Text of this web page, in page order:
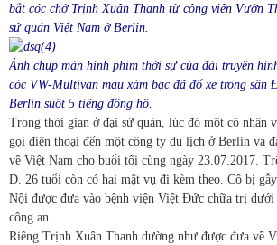
bắt cóc chở Trịnh Xuân Thanh từ công viên Vườn
sứ quán Việt Nam ở Berlin.
Ảnh chụp màn hình phim thời sự của đài truyền
cóc VW-Multivan màu xám bạc đã đổ xe trong sân
Berlin suốt 5 tiếng đồng hồ.
Trong thời gian ở đại sứ quán, lúc đó một cô nhân
gọi điện thoại đến một công ty du lịch ở Berlin và
về Việt Nam cho buổi tối cùng ngày 23.07.2017.
D. 26 tuổi còn có hai mật vụ đi kèm theo. Cô bị
Nội được đưa vào bệnh viện Việt Đức chữa trị dưới
công an.
Riêng Trịnh Xuân Thanh dường như được đưa về